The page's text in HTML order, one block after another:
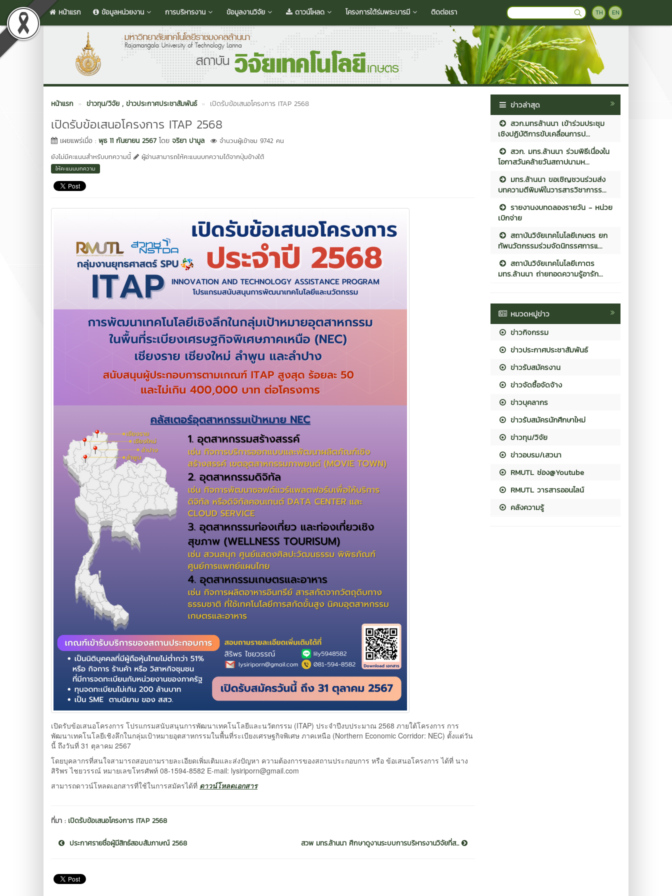
หน้าแรก ข้อมูลหน่วยงาน การบริหารงาน ข้อมูลงานวิจัย ดาวน์โหลด โครงการใต้ร่มพระบารมี ติดต่อเรา TH EN
หน้าแรก ข่าวทุน/วิจัย , ข่าวประกาศประชาสัมพันธ์ เปิดรับข้อเสนอโครงการ ITAP 2568
เปิดรับข้อเสนอโครงการ ITAP 2568
เผยแพร่เมื่อ : พุธ 11 กันยายน 2567 โดย จริยา ปามูล
จำนวนผู้เข้าชม 9742 คน
ยังไม่มีคะแนนสำหรับบทความนี้
ผู้อ่านสามารถให้คะแนนบทความได้จากปุ่มข้างใต้
ให้คะแนนบทความ
เปิดรับข้อเสนอโครงการ โปรแกรมสนับสนุนการพัฒนาเทคโนโลยีและนวัตกรรม (ITAP) ประจำปีงบประมาณ 2568 ภายใต้โครงการ การ
พัฒนาเทคโนโลยีเชิงลึกในกลุ่มเป้าหมายอุตสาหกรรมในพื้นที่ระเบียงเศรษฐกิจพิเศษ ภาคเหนือ (Northern Economic Corridor: NEC) ตั้งแต่วัน
นี้ ถึงวันที่ 31 ตุลาคม 2567
โดยบุคลากรที่สนใจสามารถสอบถามรายละเอียดเพิ่มเติมและส่งปัญหา ความต้องการของสถานประกอบการ หรือ ข้อเสนอโครงการ ได้ที่ นาง
สิริพร ไชยวรรณ์ หมายเลขโทรศัพท์ 08-1594-8582 E-mail: lysiriporn@gmail.com
สามารถดาวน์โหลดเอกสารที่ใช้ในการสมัครได้ที่ ดาวน์โหลดเอกสาร
ที่มา : เปิดรับข้อเสนอโครงการ ITAP 2568
ประกาศรายชื่อผู้มีสิทธ์สอบสัมภาษณ์ 2568 สวพ มทร.ล้านนา ศึกษาดูงานระบบการบริหารงานวิจัยที่ส...
ข่าวล่าสุด
สวก.มทรล้านนา เข้าร่วมประชุม
เชิงปฏิบัติการขับเคลื่อนการป...
สวก. มทร.ล้านนา ร่วมพิธีเนื่องใน
โอกาสวันคล้ายวันสถาปนามห...
มทร.ล้านนา ขอเชิญชวนร่วมส่ง
บทความตีพิมพ์ในวารสารวิชาการร...
รายงานงบทดลองรายวัน - หน่วย
เบิกจ่าย
สถาบันวิจัยเทคโนโลยีเกษตร ยก
ทัพนวัตกรรมร่วมจัดนิทรรศการแ...
สถาบันวิจัยเทคโนโลยีเกาตร
มทร.ล้านนา ถ่ายทอดความรู้อารัก...
หมวดหมู่ข่าว
ข่าวกิจกรรม
ข่าวประกาศประชาสัมพันธ์
ข่าวรับสมัครงาน
ข่าวจัดซื้อจัดจ้าง
ข่าวบุคลากร
ข่าวรับสมัครนักศึกษาใหม่
ข่าวทุน/วิจัย
ข่าวอบรม/เสวนา
RMUTL ช่อง@Youtube
RMUTL วารสารออนไลน์
คลังความรู้